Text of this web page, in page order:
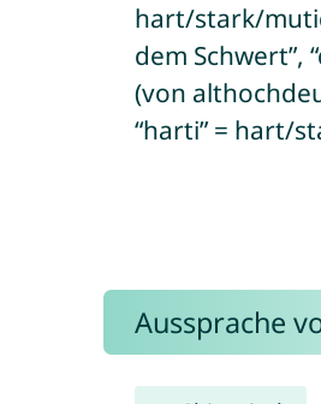
hart/stark/
dem Schwert”,
(von
“harti” = hart/
Aussprache